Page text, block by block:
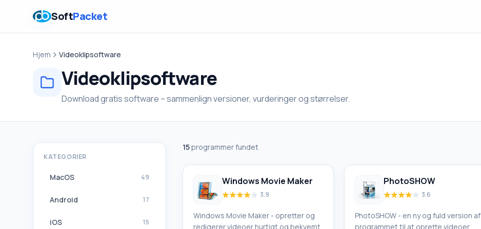
SoftPacket
Hjem Videoklipsoftware
Videoklipsoftware
Download gratis software – sammenlign versioner, vurderinger og størrelser.
KATEGORIER
MacOS 49
Android 17
iOS 15
15programmer fundet
Windows Movie Maker
3.9
Windows Movie Maker - opretter og
redigerer videoer hurtigt og bekvemt
PhotoSHOW
3.6
PhotoSHOW - en ny og fuld version af
programmet til at oprette videoer,